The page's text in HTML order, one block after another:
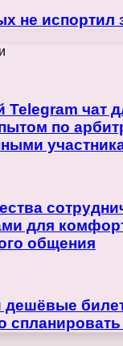
не испортил
Telegram чат
по
для
общения
дешёвые